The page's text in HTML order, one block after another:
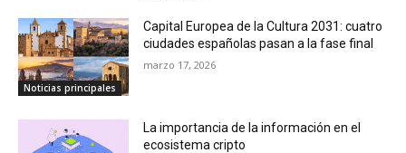
Noticias principales
Capital Europea de la Cultura 2031: cuatro
ciudades españolas pasan a la fase final
marzo 17, 2026
La importancia de la información en el
ecosistema cripto